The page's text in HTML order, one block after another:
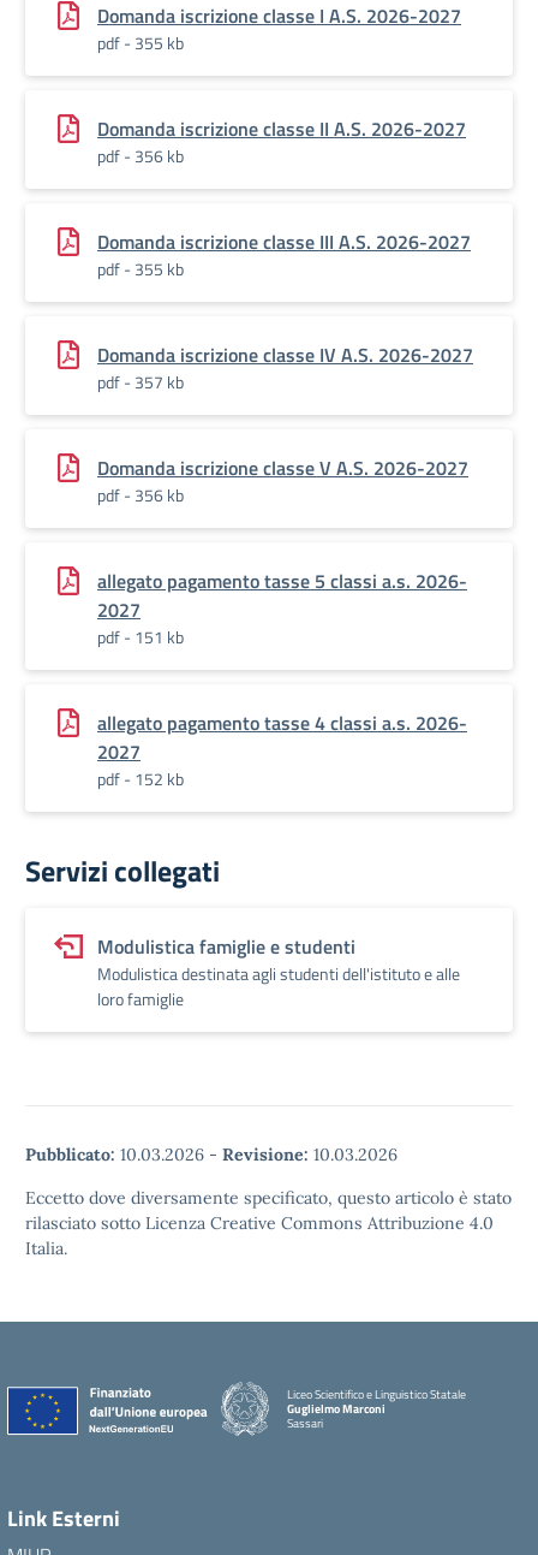
Domanda iscrizione classe I A.S. 2026-2027
pdf - 355 kb
Domanda iscrizione classe II A.S. 2026-2027
pdf - 356 kb
Domanda iscrizione classe III A.S. 2026-2027
pdf - 355 kb
Domanda iscrizione classe IV A.S. 2026-2027
pdf - 357 kb
Domanda iscrizione classe V A.S. 2026-2027
pdf - 356 kb
allegato pagamento tasse 5 classi a.s. 2026-
2027
pdf - 151 kb
allegato pagamento tasse 4 classi a.s. 2026-
2027
pdf - 152 kb
Servizi collegati
Modulistica famiglie e studenti
Modulistica destinata agli studenti dell'istituto e alle
loro famiglie
Pubblicato: 10.03.2026 - Revisione: 10.03.2026
Eccetto dove diversamente specificato, questo articolo è stato
rilasciato sotto Licenza Creative Commons Attribuzione 4.0
Italia.
Liceo Scientifico e Linguistico Statale
Guglielmo Marconi
Sassari
Link Esterni